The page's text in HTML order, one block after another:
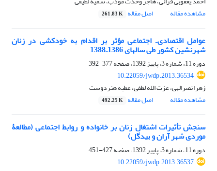
مشاهده مقاله
اصل مقاله 261.83 K
عوامل اقتصادی‌ـ اجتماعی مؤثر بر اقدام به خودکشی در زنان
شهرنشین کشور طی سال‏های 1386ـ1388
دوره 11، شماره 3، پاییز 1392، صفحه
377-392
10.22059/jwdp.2013.36534
زهرا نصرالهی، عزت الله لطفی، عطیه هنردوست
مشاهده مقاله
اصل مقاله 492.25 K
سنجش تأثیرات اشتغال زنان بر خانواده و روابط اجتماعی (مطالعۀ
موردی شهر آران و بیدگل)
دوره 11، شماره 3، پاییز 1392، صفحه
427-451
10.22059/jwdp.2013.36537